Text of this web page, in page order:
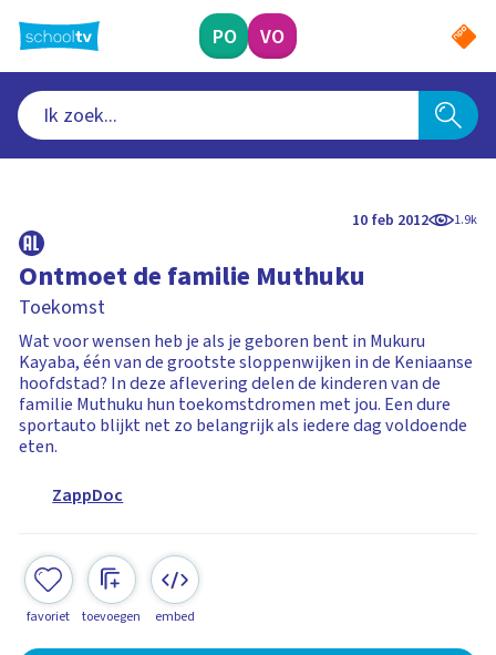
naar
hoofdinhoud
PO VO
10 feb 2012 1.9k
Ontmoet de familie Muthuku
Toekomst
Wat voor wensen heb je als je geboren bent in Mukuru
Kayaba, één van de grootste sloppenwijken in de Keniaanse
hoofdstad? In deze aflevering delen de kinderen van de
familie Muthuku hun toekomstdromen met jou. Een dure
sportauto blijkt net zo belangrijk als iedere dag voldoende
eten.
ZappDoc
favoriet toevoegen embed